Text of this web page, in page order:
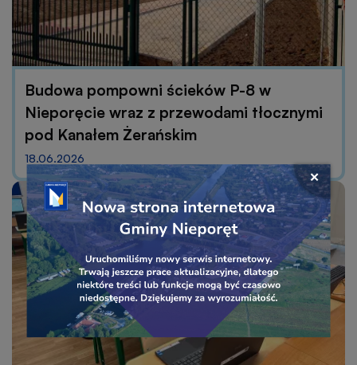
Przejdź
do
linku
banera
okno
popup
Budowa pompowni ścieków P-8 w
Nieporęcie wraz z przewodami tłocznymi
pod Kanałem Żerańskim
18.06.2026